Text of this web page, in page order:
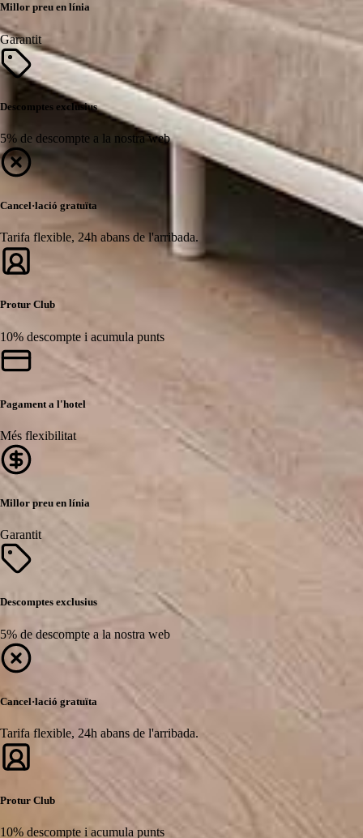
Millor preu en línia
Garantit
Descomptes exclusius
5% de descompte a la nostra web
Cancel·lació gratuïta
Tarifa flexible, 24h abans de l'arribada.
Protur Club
10% descompte i acumula punts
Pagament a l'hotel
Més flexibilitat
Millor preu en línia
Garantit
Descomptes exclusius
5% de descompte a la nostra web
Cancel·lació gratuïta
Tarifa flexible, 24h abans de l'arribada.
Protur Club
10% descompte i acumula punts